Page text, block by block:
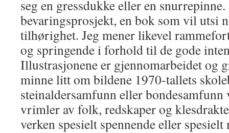
seg en gressdukke eller en
bevaringsprosjekt, en bok som vil utsi
tilhørighet. Jeg mener likevel
og springende i forhold til de gode
Illustrasjonene er gjennomarbeidet og
minne litt om bildene 1970-tallets
steinaldersamfunn eller
vrimler av folk, redskaper og
verken spesielt spennende eller spesielt